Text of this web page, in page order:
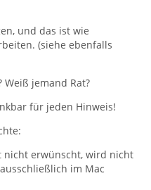
und das ist wie
(siehe ebenfalls
jemand Rat?
für jeden Hinweis!
nicht erwünscht, wird nicht
im Mac